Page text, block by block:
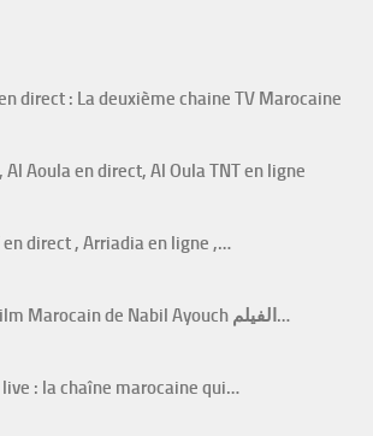
direct : La deuxième chaine TV Marocaine
Al Aoula en direct, Al Oula TNT en ligne
en direct , Arriadia en ligne ,…
Zin Li Fik Le film Marocain de Nabil Ayouch الفيلم…
: la chaîne marocaine qui…